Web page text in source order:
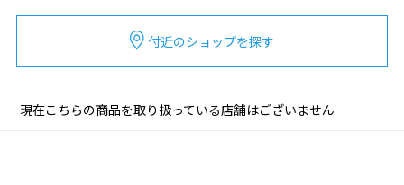
付近のショップを探す
現在こちらの商品を取り扱っている店舗はございません